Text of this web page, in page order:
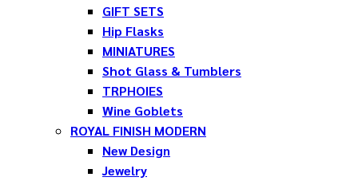
GIFT SETS
Hip Flasks
MINIATURES
Shot Glass & Tumblers
TRPHOIES
Wine Goblets
ROYAL FINISH MODERN
New Design
Jewelry